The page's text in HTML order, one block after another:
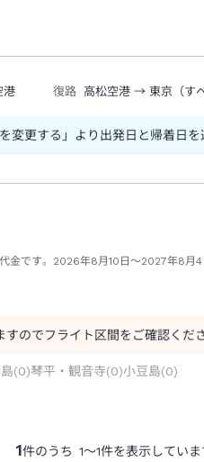
港 復路 高松空港→ 東京（す
変更する」より出発日と帰着日
です。2026年8月10日～2027年8月4
のでフライト区間をご確認くださ
(0)琴平・観音寺(0)小豆島(0)
1件のうち 1～1件を表示していま